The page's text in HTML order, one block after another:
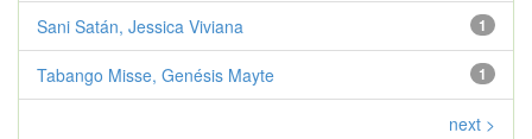
1
Sani Satán, Jessica Viviana
1
Tabango Misse, Genésis Mayte
next >